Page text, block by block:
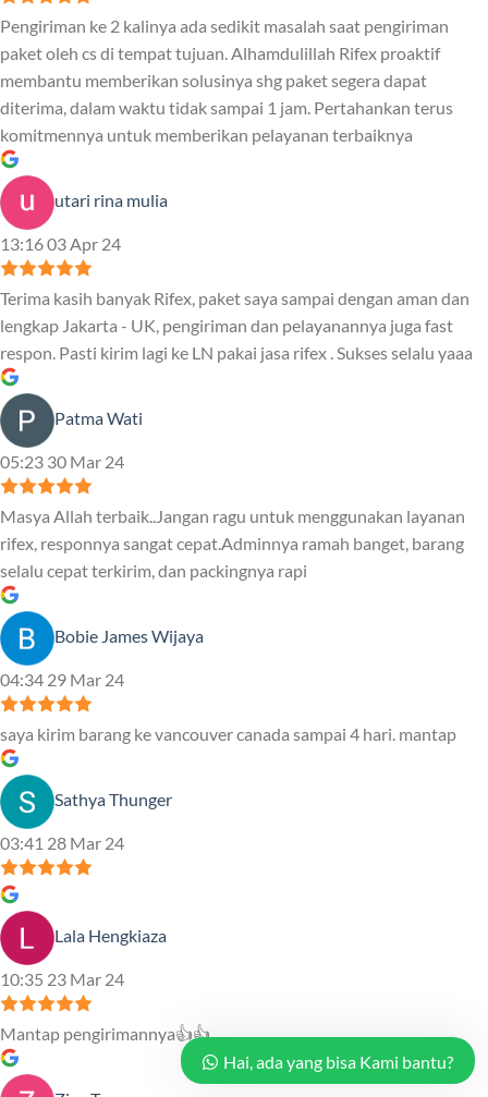
Pengiriman ke 2 kalinya ada sedikit masalah saat pengiriman
paket oleh cs di tempat tujuan. Alhamdulillah Rifex proaktif
membantu memberikan solusinya shg paket segera dapat
diterima, dalam waktu tidak sampai 1 jam. Pertahankan terus
komitmennya untuk memberikan pelayanan terbaiknya
utari rina mulia
13:16 03 Apr 24
Terima kasih banyak Rifex, paket saya sampai dengan aman dan
lengkap Jakarta - UK, pengiriman dan pelayanannya juga fast
respon. Pasti kirim lagi ke LN pakai jasa rifex . Sukses selalu yaaa
Patma Wati
05:23 30 Mar 24
Masya Allah terbaik..Jangan ragu untuk menggunakan layanan
rifex, responnya sangat cepat.Adminnya ramah banget, barang
selalu cepat terkirim, dan packingnya rapi
Bobie James Wijaya
04:34 29 Mar 24
saya kirim barang ke vancouver canada sampai 4 hari. mantap
Sathya Thunger
03:41 28 Mar 24
Lala Hengkiaza
10:35 23 Mar 24
Mantap pengirimannya👍👍
Hai, ada yang bisa Kami bantu?